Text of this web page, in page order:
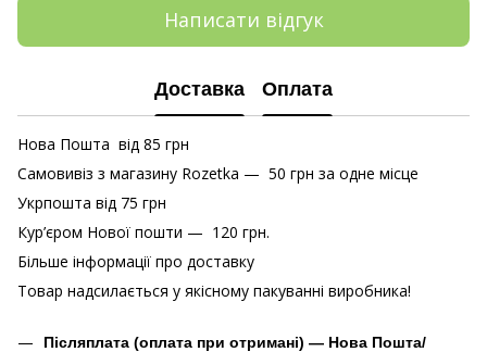
Написати відгук
Доставка Оплата
Нова Пошта від 85 грн
Самовивіз з магазину Rozetka — 50 грн за одне місце
Укрпошта від 75 грн
Кур’єром Нової пошти — 120 грн.
Більше інформації про доставку
Товар надсилається у якісному пакуванні виробника!
Післяплата (оплата при отримані) — Нова Пошта/